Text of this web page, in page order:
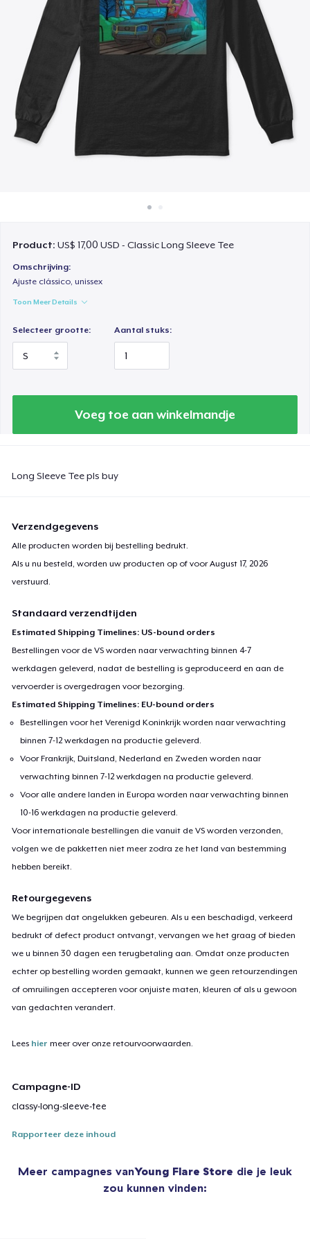
Verkoop overal
Product:US$ 17,00 USD - Classic Long Sleeve Tee
Omschrijving:
Ajuste clássico, unissex
Toon Meer Details
Selecteer grootte: Aantal stuks:
Voeg toe aan winkelmandje
Long Sleeve Tee pls buy
Verzendgegevens
Alle producten worden bij bestelling bedrukt.
Als u nu besteld, worden uw producten op of voorAugust 17, 2026
verstuurd.
Standaard verzendtijden
Estimated Shipping Timelines: US-bound orders
Bestellingen voor de VS worden naar verwachting binnen 4-7
werkdagen geleverd, nadat de bestelling is geproduceerd en aan de
vervoerder is overgedragen voor bezorging.
Estimated Shipping Timelines: EU-bound orders
Bestellingen voor het Verenigd Koninkrijk worden naar verwachting
binnen 7-12 werkdagen na productie geleverd.
Voor Frankrijk, Duitsland, Nederland en Zweden worden naar
verwachting binnen 7-12 werkdagen na productie geleverd.
Voor alle andere landen in Europa worden naar verwachting binnen
10-16 werkdagen na productie geleverd.
Voor internationale bestellingen die vanuit de VS worden verzonden,
volgen we de pakketten niet meer zodra ze het land van bestemming
hebben bereikt.
Retourgegevens
We begrijpen dat ongelukken gebeuren. Als u een beschadigd, verkeerd
bedrukt of defect product ontvangt, vervangen we het graag of bieden
we u binnen 30 dagen een terugbetaling aan. Omdat onze producten
echter op bestelling worden gemaakt, kunnen we geen retourzendingen
of omruilingen accepteren voor onjuiste maten, kleuren of als u gewoon
van gedachten verandert.
Lees hier meer over onze retourvoorwaarden.
Campagne-ID
classy-long-sleeve-tee
Rapporteer deze inhoud
Meer campagnes vanYoung Flare Store die je leuk
zou kunnen vinden: